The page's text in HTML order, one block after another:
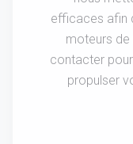
efficaces afin
moteurs de
contacter
propulser